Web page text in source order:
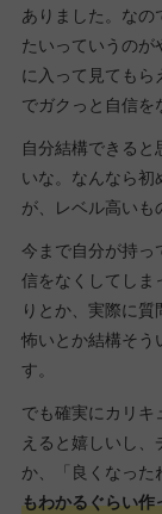
ありました。なの
たいっていうのが
に入って見てもら
でガクっと自信を
自分結構できると
いな。なんなら初
が、レベル高いも
今まで自分が持っ
信をなくしてしま
りとか、実際に
怖いとか結構そう
す。
でも確実にカリキ
えると嬉しいし
か、「良くなった
もわかるぐらい作